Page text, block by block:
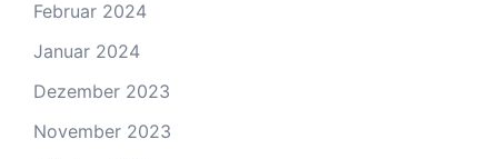
Februar 2024
Januar 2024
Dezember 2023
November 2023